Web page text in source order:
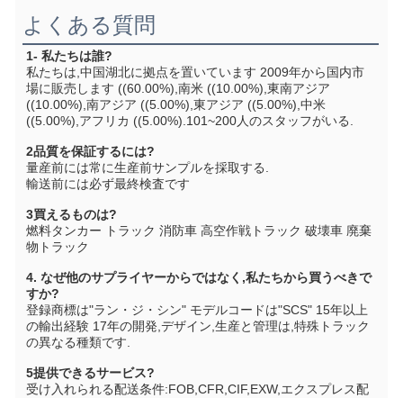
よくある質問
1- 私たちは誰?
私たちは,中国湖北に拠点を置いています 2009年から国内市
場に販売します ((60.00%),南米 ((10.00%),東南アジア
((10.00%),南アジア ((5.00%),東アジア ((5.00%),中米
((5.00%),アフリカ ((5.00%).101~200人のスタッフがいる.
2品質を保証するには?
量産前には常に生産前サンプルを採取する.
輸送前には必ず最終検査です
3買えるものは?
燃料タンカー トラック 消防車 高空作戦トラック 破壊車 廃棄
物トラック
4. なぜ他のサプライヤーからではなく,私たちから買うべきで
すか?
登録商標は"ラン・ジ・シン" モデルコードは"SCS" 15年以上
の輸出経験 17年の開発,デザイン,生産と管理は,特殊トラック
の異なる種類です.
5提供できるサービス?
受け入れられる配送条件:FOB,CFR,CIF,EXW,エクスプレス配